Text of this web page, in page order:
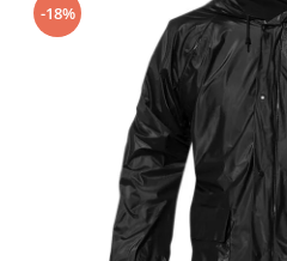
Ochelari
Pantaloni
Echipament Cross & ATV
-18%